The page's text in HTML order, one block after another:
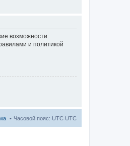
возможности.
и политикой
Часовой пояс: UTC UTC